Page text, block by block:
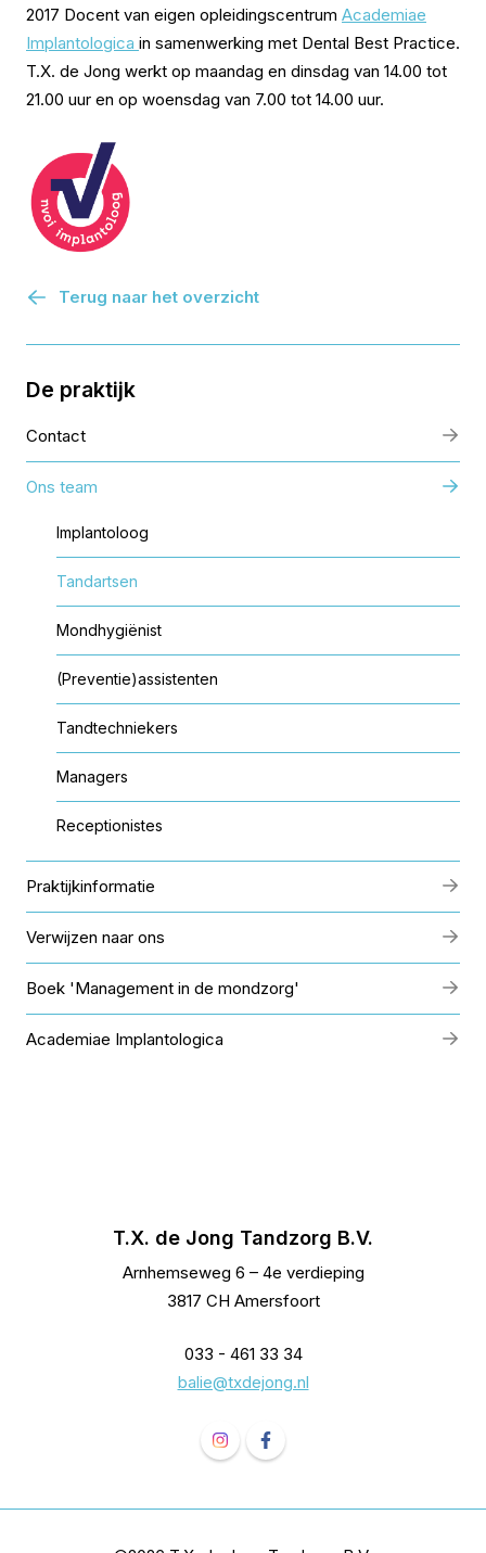
2017 Docent van eigen opleidingscentrum Academiae
Implantologica in samenwerking met Dental Best Practice.
T.X. de Jong werkt op maandag en dinsdag van 14.00 tot
21.00 uur en op woensdag van 7.00 tot 14.00 uur.
Terug naar het overzicht
De praktijk
Contact
Ons team
Implantoloog
Tandartsen
Mondhygiënist
(Preventie)assistenten
Tandtechniekers
Managers
Receptionistes
Praktijkinformatie
Verwijzen naar ons
Boek 'Management in de mondzorg'
Academiae Implantologica
T.X. de Jong Tandzorg B.V.
Arnhemseweg 6 – 4e verdieping
3817 CH Amersfoort
033 - 461 33 34
balie@txdejong.nl
Volg ons op Instagram T.X. de